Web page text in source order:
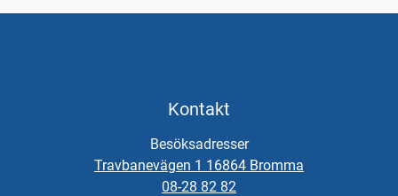
Kontakt
Besöksadresser
Travbanevägen 1 16864 Bromma
08-28 82 82